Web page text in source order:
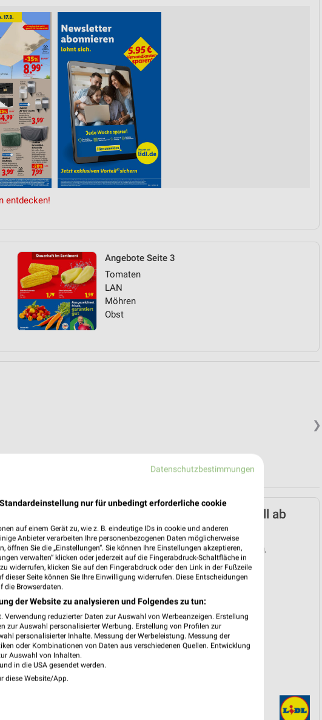
entdecken!
Angebote Seite 3
Tomaten
LAN
Möhren
Obst
❯
❯
Lidl Prospekt für Gefell ab
Mo. den 10.08.
Gültig von 10. Aug. bis 15. Aug.
📅 Kalendereintrag erstellen
PROSPEKT BLÄTTERN
Datenschutzbestimmungen
nur für unbedingt erforderliche cookie
auf einem Gerät zu, wie z. B. eindeutige IDs in cookie und anderen
Anbieter verarbeiten Ihre personenbezogenen Daten möglicherweise
Sie die „Einstellungen“. Sie können Ihre Einstellungen akzeptieren,
verwalten“ klicken oder jederzeit auf die Fingerabdruck-Schaltfläche in
widerrufen, klicken Sie auf den Fingerabdruck oder den Link in der Fußzeile
dieser Seite können Sie Ihre Einwilligung widerrufen. Diese Entscheidungen
die Browserdaten.
der Website zu analysieren und Folgendes zu tun:
reduzierter Daten zur Auswahl von Werbeanzeigen. Erstellung
zur Auswahl personalisierter Werbung. Erstellung von Profilen zur
personalisierter Inhalte. Messung der Werbeleistung. Messung der
oder Kombinationen von Daten aus verschiedenen Quellen. Entwicklung
Auswahl von Inhalten.
in die USA gesendet werden.
diese Website/App.